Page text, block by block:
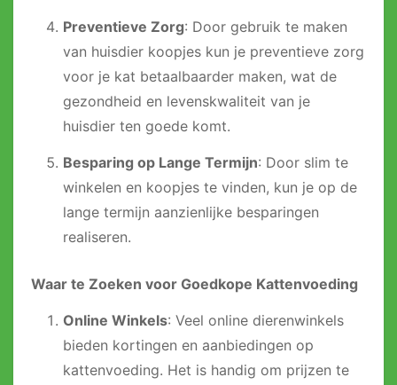
Preventieve Zorg: Door gebruik te maken
van huisdier koopjes kun je preventieve zorg
voor je kat betaalbaarder maken, wat de
gezondheid en levenskwaliteit van je
huisdier ten goede komt.
Besparing op Lange Termijn: Door slim te
winkelen en koopjes te vinden, kun je op de
lange termijn aanzienlijke besparingen
realiseren.
Waar te Zoeken voor Goedkope Kattenvoeding
Online Winkels: Veel online dierenwinkels
bieden kortingen en aanbiedingen op
kattenvoeding. Het is handig om prijzen te